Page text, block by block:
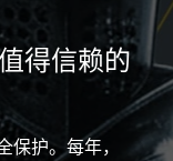
得信赖的
保护。每年，